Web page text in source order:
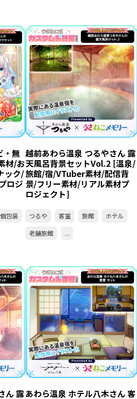
・無
材/お
ック/
ロジ
個包装
越前あわら温泉 つるやさん 露
天風呂背景セットVol.2 [温泉/
旅館/宿/VTuber素材/配信背
景/フリー素材/リアル素材プ
ロジェクト]
つるや 客室 旅館
ホテル
老舗旅館
...
ん 露あわら温泉 ホテル八木さん 客